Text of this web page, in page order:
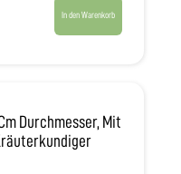
In den Warenkorb
Durchmesser, Mit